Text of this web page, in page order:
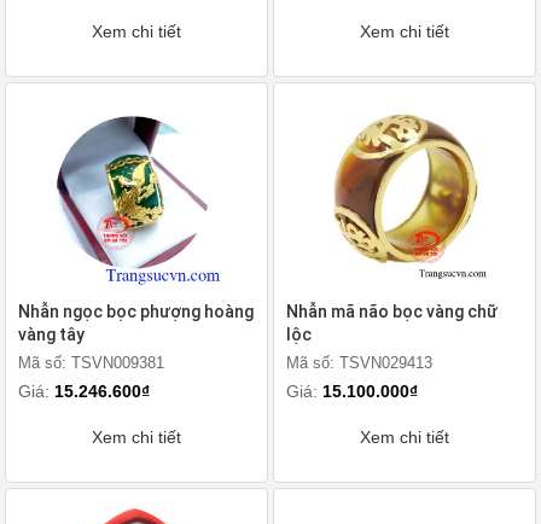
Xem chi tiết Xem chi tiết
Nhẫn ngọc bọc phượng hoàng
vàng tây
Mã số: TSVN009381
Giá: 15.246.600₫
Xem chi tiết
Nhẫn mã não bọc vàng chữ
lộc
Mã số: TSVN029413
Giá: 15.100.000₫
Xem chi tiết